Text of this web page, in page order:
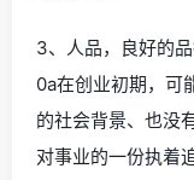
3、人品，良好的
0a在创业初期，可
的社会背景、也没
对事业的一份执着追